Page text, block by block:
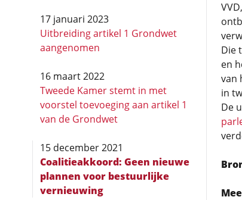
17 januari 2023
Uitbreiding artikel 1 Grondwet
aangenomen
16 maart 2022
Tweede Kamer stemt in met
voorstel toevoeging aan artikel 1
van de Grondwet
15 december 2021
Coalitieakkoord: Geen nieuwe
plannen voor bestuurlijke
vernieuwing
Die
en
van
in
De